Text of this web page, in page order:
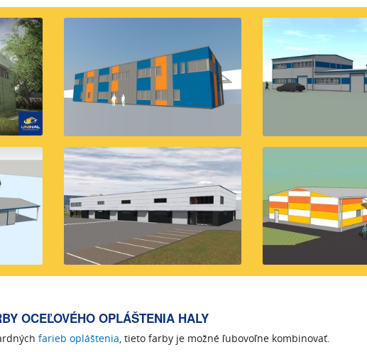
OCEĽOVÉHO OPLÁŠTENIA HALY
farieb opláštenia, tieto farby je možné ľubovoľne kombinovať.